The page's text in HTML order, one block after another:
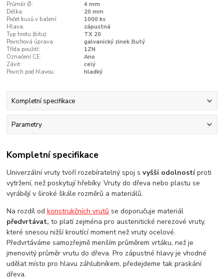
Průměr Ø:
4 mm
Délka:
20 mm
Počet kusů v balení:
1000 ks
Hlava:
zápustná
Typ hrotu (bitu):
TX 20
Povrchová úprava:
galvanický zinek žlutý
Třída použití:
1ZN
Označení CE:
Ano
Závit:
celý
Povrch pod hlavou:
hladký
Kompletní specifikace
Parametry
Kompletní specifikace
Univerzální vruty tvoří rozebíratelný spoj svyšší odolnostíproti
vytržení, než poskytují hřebíky. Vruty do dřeva nebo plastu se
vyrábějí v široké škále rozměrů a materiálů.
Na rozdíl odkonstrukčních vrutů se doporučuje materiál
předvrtávat, to platí zejména pro austenitické nerezové vruty,
které snesou nižší kroutící moment než vruty ocelové.
Předvrtáváme samozřejmě menším průměrem vrtáku, než je
jmenovitý průměr vrutu do dřeva. Pro zápustné hlavy je vhodné
udělat místo pro hlavu záhlubníkem, předejdeme tak praskání
dřeva.